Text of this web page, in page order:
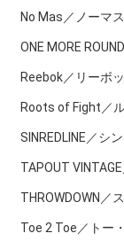
No Mas／ノーマス
ONE MORE
Reebok／リーボ
Roots of Fight／
SINREDLINE／シ
TAPOUT
THROWDOWN／
Toe 2 Toe／トー